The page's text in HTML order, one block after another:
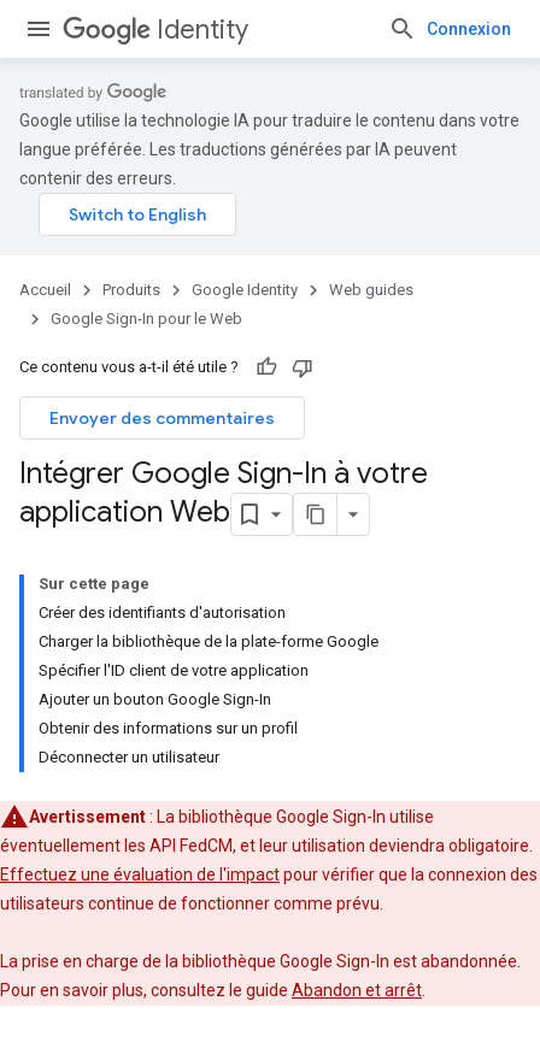
Identity Connexion
Google utilise la technologie IA pour traduire le contenu dans votre
langue préférée. Les traductions générées par IA peuvent
contenir des erreurs.
Accueil Produits Google Identity
Web guides
Google Sign-In pour le Web
Ce contenu vous a-t-il été utile ?
Envoyer des commentaires
Intégrer Google Sign-In à votre
application Web
Sur cette page
Créer des identifiants d'autorisation
Charger la bibliothèque de la plate-forme Google
Spécifier l'ID client de votre application
Ajouter un bouton Google Sign-In
Obtenir des informations sur un profil
Déconnecter un utilisateur
Avertissement: La bibliothèque Google Sign-In utilise
éventuellement les API FedCM, et leur utilisation deviendra obligatoire.
Effectuez une évaluation de l'impactpour vérifier que la connexion des
utilisateurs continue de fonctionner comme prévu.
La prise en charge de la bibliothèque Google Sign-In est abandonnée.
Pour en savoir plus, consultez le guide Abandon et arrêt